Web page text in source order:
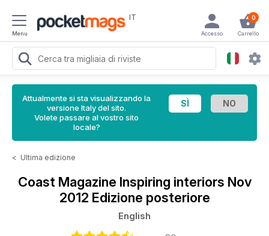
Menu
IT 0
Carrello
Accesso
Attualmente si sta visualizzando la
versione Italy del sito.
Volete passare al vostro sito
locale?
< Ultima edizione
Coast Magazine Inspiring interiors Nov
2012 Edizione posteriore
English